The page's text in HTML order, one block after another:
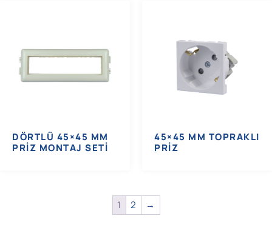
DÖRTLÜ 45×45 MM
PRIZ MONTAJ SETI
45×45 MM TOPRAKLI
PRIZ
1 2 →